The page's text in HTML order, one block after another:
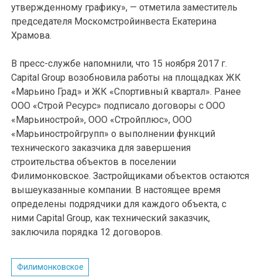
утвержденному графику», — отметила заместитель
председателя Москомстройинвеста Екатерина
Храмова.
В пресс-службе напомнили, что 15 ноября 2017 г.
Capital Group возобновила работы на площадках ЖК
«Марьино Град» и ЖК «Спортивный квартал». Ранее
ООО «Строй Ресурс» подписало договоры с ООО
«Марьиноcтрой», ООО «Стройплюс», ООО
«Марьиностройгрупп» о выполнении функций
технического заказчика для завершения
строительства объектов в поселении
Филимонковское. Застройщиками объектов остаются
вышеуказанные компании. В настоящее время
определены подрядчики для каждого объекта, с
ними Capital Group, как технический заказчик,
заключила порядка 12 договоров.
Филимонковское